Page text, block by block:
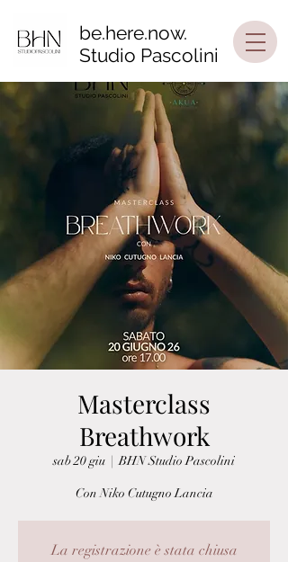
be.here.now.
Studio Pascolini
Masterclass
Breathwork
sab 20 giu
  |
BHN Studio Pascolini
Con Niko Cutugno Lancia
La registrazione è stata chiusa